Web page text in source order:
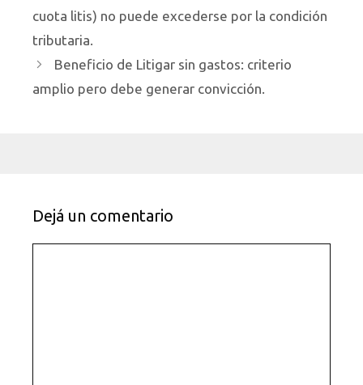
cuota litis) no puede excederse por la condición
tributaria.
Beneficio de Litigar sin gastos: criterio
amplio pero debe generar convicción.
Dejá un comentario